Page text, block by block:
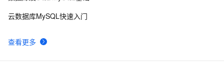
查看更多
云数据库MySQL快速入门